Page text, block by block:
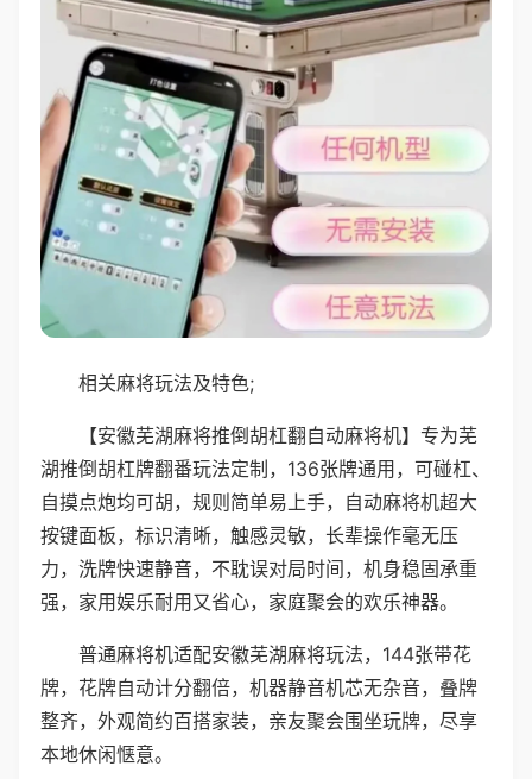
相关麻将玩法及特色;
【安徽芜湖麻将推倒胡杠翻自动麻将机】专为芜
湖推倒胡杠牌翻番玩法定制，136张牌通用，可碰杠、
自摸点炮均可胡，规则简单易上手，自动麻将机超大
按键面板，标识清晰，触感灵敏，长辈操作毫无压
力，洗牌快速静音，不耽误对局时间，机身稳固承重
强，家用娱乐耐用又省心，家庭聚会的欢乐神器。
普通麻将机适配安徽芜湖麻将玩法，144张带花
牌，花牌自动计分翻倍，机器静音机芯无杂音，叠牌
整齐，外观简约百搭家装，亲友聚会围坐玩牌，尽享
本地休闲惬意。